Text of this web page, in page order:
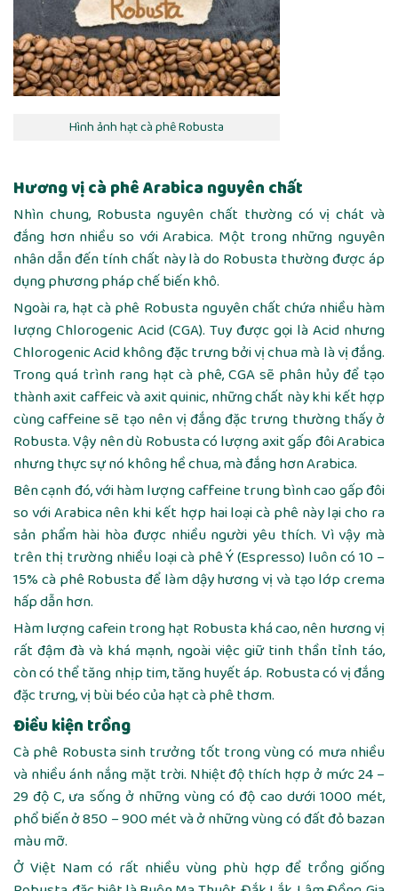
Hình ảnh hạt cà phê Robusta
Hương vị cà phê Arabica nguyên chất
Nhìn chung, Robusta nguyên chất thường có vị chát và
đắng hơn nhiều so với Arabica. Một trong những nguyên
nhân dẫn đến tính chất này là do Robusta thường được áp
dụng phương pháp chế biến khô.
Ngoài ra, hạt cà phê Robusta nguyên chất chứa nhiều hàm
lượng Chlorogenic Acid (CGA). Tuy được gọi là Acid nhưng
Chlorogenic Acid không đặc trưng bởi vị chua mà là vị đắng.
Trong quá trình rang hạt cà phê, CGA sẽ phân hủy để tạo
thành axit caffeic và axit quinic, những chất này khi kết hợp
cùng caffeine sẽ tạo nên vị đắng đặc trưng thường thấy ở
Robusta. Vậy nên dù Robusta có lượng axit gấp đôi Arabica
nhưng thực sự nó không hề chua, mà đắng hơn Arabica.
Bên cạnh đó, với hàm lượng caffeine trung bình cao gấp đôi
so với Arabica nên khi kết hợp hai loại cà phê này lại cho ra
sản phẩm hài hòa được nhiều người yêu thích. Vì vậy mà
trên thị trường nhiều loại cà phê Ý (Espresso) luôn có 10 –
15% cà phê Robusta để làm dậy hương vị và tạo lớp crema
hấp dẫn hơn.
Hàm lượng cafein trong hạt Robusta khá cao, nên hương vị
rất đậm đà và khá mạnh, ngoài việc giữ tinh thần tỉnh táo,
còn có thể tăng nhịp tim, tăng huyết áp. Robusta có vị đắng
đặc trưng, vị bùi béo của hạt cà phê thơm.
Điều kiện trồng
Cà phê Robusta sinh trưởng tốt trong vùng có mưa nhiều
và nhiều ánh nắng mặt trời. Nhiệt độ thích hợp ở mức 24 –
29 độ C, ưa sống ở những vùng có độ cao dưới 1000 mét,
phổ biến ở 850 – 900 mét và ở những vùng có đất đỏ bazan
màu mỡ.
Ở Việt Nam có rất nhiều vùng phù hợp để trồng giống